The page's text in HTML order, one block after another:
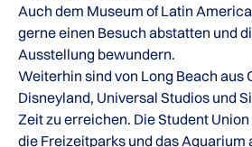
Auch dem Museum of Latin
gerne einen Besuch abstatten und
Ausstellung bewundern.
Weiterhin sind von Long Beach aus
Disneyland, Universal Studios und
Zeit zu erreichen. Die Student
die Freizeitparks und das Aquarium